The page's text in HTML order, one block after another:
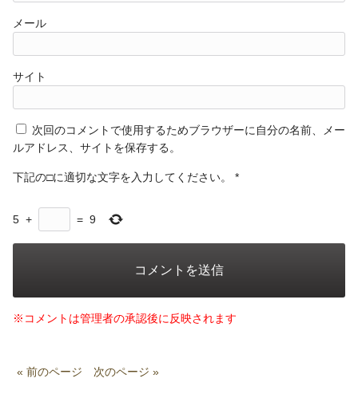
メール
サイト
次回のコメントで使用するためブラウザーに自分の名前、メー
ルアドレス、サイトを保存する。
下記の□に適切な文字を入力してください。 *
5 + = 9
※コメントは管理者の承認後に反映されます
« 前のページ 次のページ »